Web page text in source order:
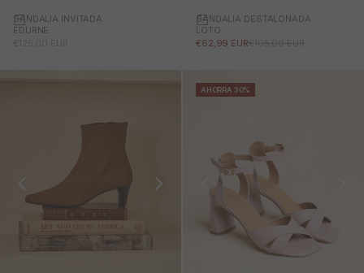
SANDALIA INVITADA
EDURNE
SANDALIA DESTALONADA
LOTO
PRECIO DE OFERTA
€62,99 EURPRECIO NORMAL
€105,00 EUR
AHORRA 30%